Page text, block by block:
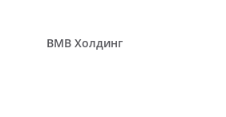
ВМВ Холдинг